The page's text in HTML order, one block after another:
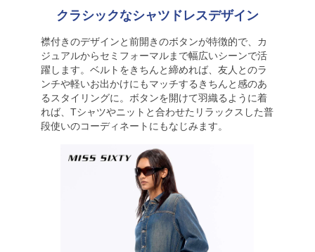
クラシックなシャツドレスデザイン
襟付きのデザインと前開きのボタンが特徴的で、カ
ジュアルからセミフォーマルまで幅広いシーンで活
躍します。ベルトをきちんと締めれば、友人とのラ
ンチや軽いお出かけにもマッチするきちんと感のあ
るスタイリングに。ボタンを開けて羽織るように着
れば、Tシャツやニットと合わせたリラックスした普
段使いのコーディネートにもなじみます。